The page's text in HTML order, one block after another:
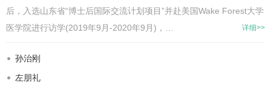
后，入选山东省“博士后国际交流计划项目”并赴美国Wake Forest大学
医学院进行访学(2019年9月-2020年9月)，…
详细>>
孙治刚
左朋礼